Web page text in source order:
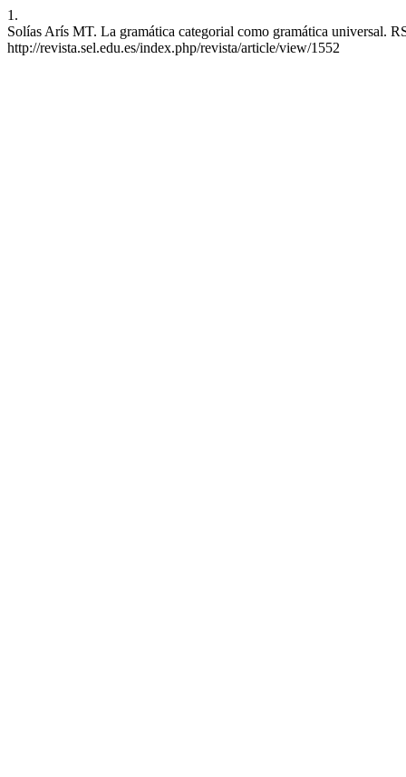
1.
Solías Arís MT. La gramática categorial como gramática universal.
http://revista.sel.edu.es/index.php/revista/article/view/1552